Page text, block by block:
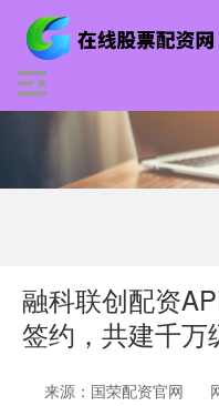
融科联创配资
签约，共建千万
来源：国荣配资官网